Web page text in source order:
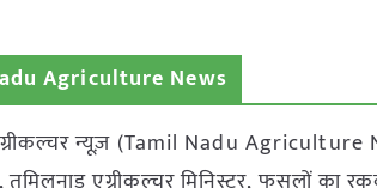
Agriculture News
न्यूज़ (Tamil Nadu Agriculture